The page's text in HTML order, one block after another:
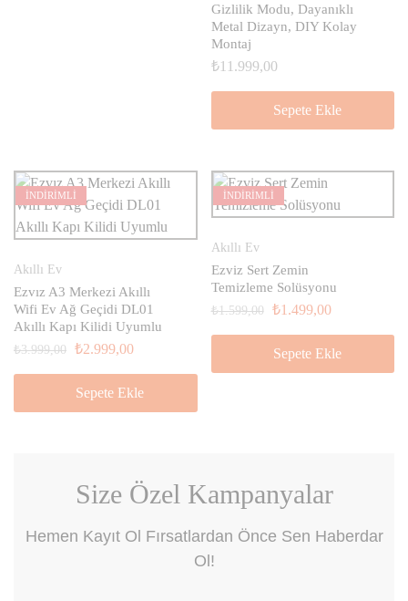
Gizlilik Modu, Dayanıklı
Metal Dizayn, DIY Kolay
Montaj
₺11.999,00
Sepete Ekle
İNDİRİMLİ
Akıllı Ev
Ezvız A3 Merkezi Akıllı
Wifi Ev Ağ Geçidi DL01
Akıllı Kapı Kilidi Uyumlu
₺3.999,00 ₺2.999,00
Sepete Ekle
İNDİRİMLİ
Akıllı Ev
Ezviz Sert Zemin
Temizleme Solüsyonu
₺1.599,00 ₺1.499,00
Sepete Ekle
Size Özel Kampanyalar
Hemen Kayıt Ol Fırsatlardan Önce Sen Haberdar
Ol!